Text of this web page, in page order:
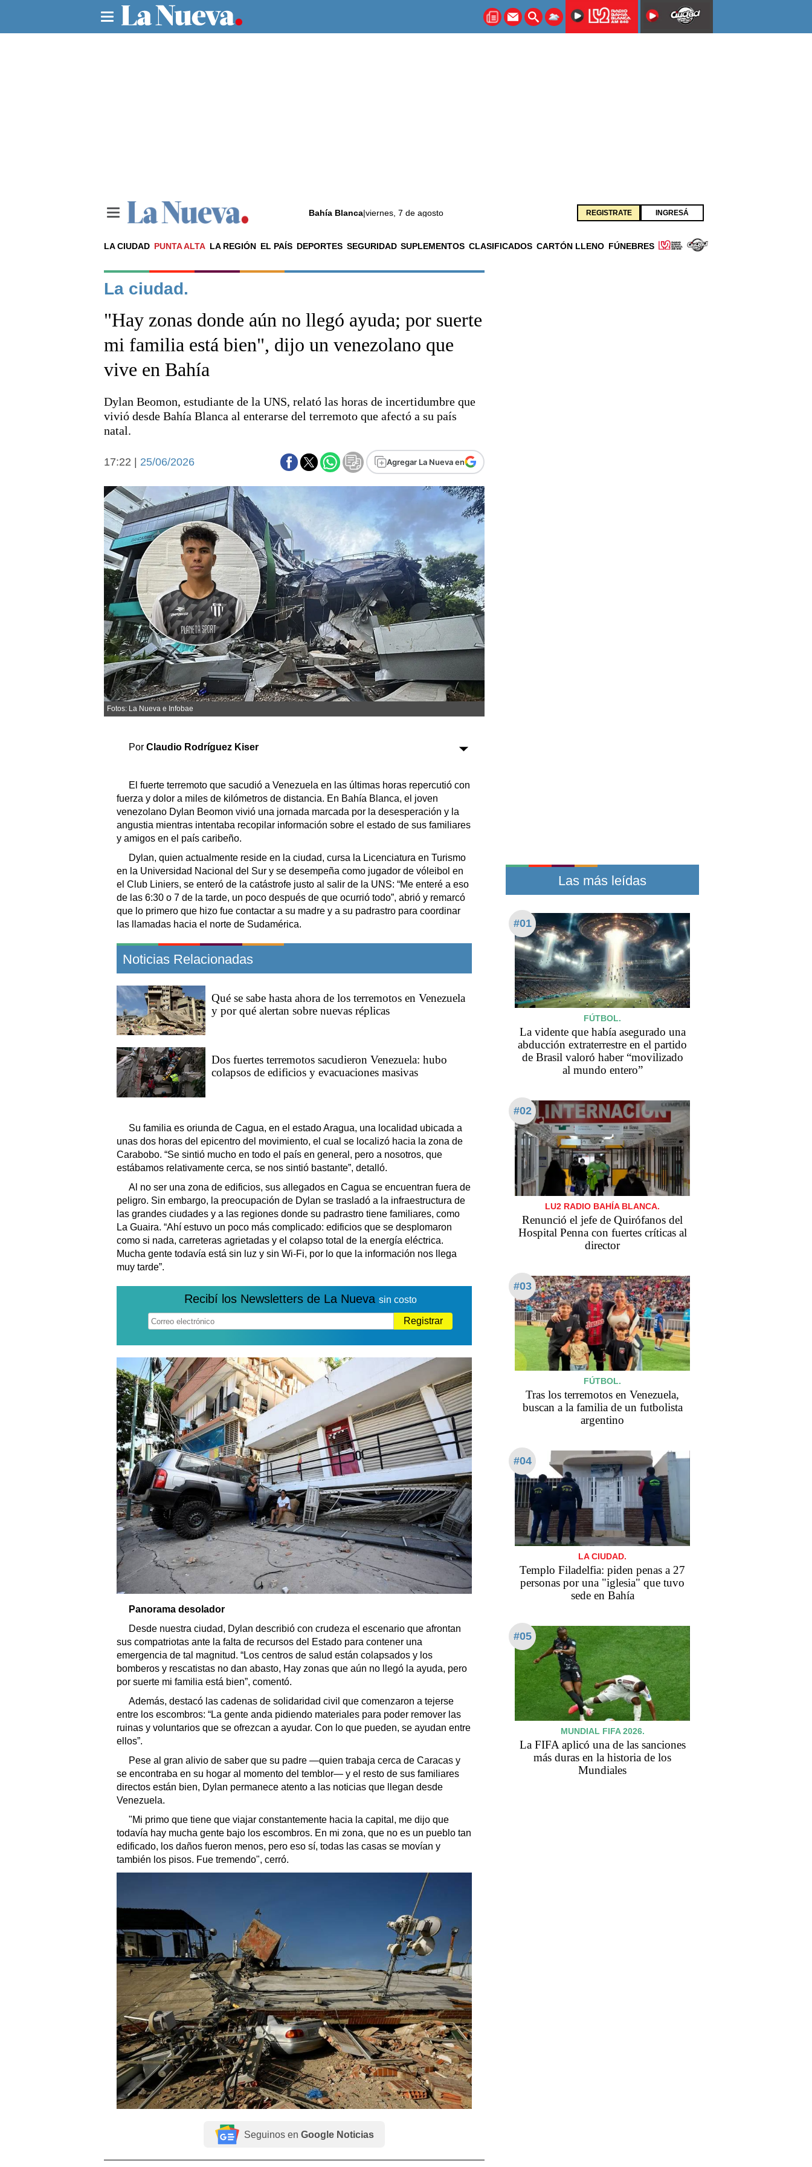
Bahía Blanca|viernes, 7 de agosto REGISTRATE INGRESÁ
LA CIUDAD PUNTA ALTA LA REGIÓN EL PAÍS DEPORTES SEGURIDAD SUPLEMENTOS CLASIFICADOS CARTÓN LLENO FÚNEBRES
Noticias
La ciudad
El país
Seguridad
Liga del Sur
Básquetbol
Arte y cultura
Aplausos
Economía y campo
Con el campo
Espacio empresas
Sociedad y tiempo libre
Sociedad
Tecnología
Turismo
Salud
Es viral
El tiempo
Fúnebres
Clasificados
Horóscopo
Suplementos
Farmacias
Fúnebres
Edictos
Teléfonos de urgencia
La ciudad.
"Hay zonas donde aún no llegó ayuda; por suerte
mi familia está bien", dijo un venezolano que
vive en Bahía
Dylan Beomon, estudiante de la UNS, relató las horas de incertidumbre que
vivió desde Bahía Blanca al enterarse del terremoto que afectó a su país
natal.
Agregar La Nueva en
17:22 | 25/06/2026
Fotos: La Nueva e Infobae
Por Claudio Rodríguez Kiser
El fuerte terremoto que sacudió a Venezuela en las últimas horas repercutió con
fuerza y dolor a miles de kilómetros de distancia. En Bahía Blanca, el joven
venezolano Dylan Beomon vivió una jornada marcada por la desesperación y la
angustia mientras intentaba recopilar información sobre el estado de sus familiares
y amigos en el país caribeño.
Dylan, quien actualmente reside en la ciudad, cursa la Licenciatura en Turismo
en la Universidad Nacional del Sur y se desempeña como jugador de vóleibol en
el Club Liniers, se enteró de la catástrofe justo al salir de la UNS: “Me enteré a eso
de las 6:30 o 7 de la tarde, un poco después de que ocurrió todo”, abrió y remarcó
que lo primero que hizo fue contactar a su madre y a su padrastro para coordinar
las llamadas hacia el norte de Sudamérica.
Noticias Relacionadas
Qué se sabe hasta ahora de los terremotos en Venezuela
y por qué alertan sobre nuevas réplicas
Dos fuertes terremotos sacudieron Venezuela: hubo
colapsos de edificios y evacuaciones masivas
Su familia es oriunda de Cagua, en el estado Aragua, una localidad ubicada a
unas dos horas del epicentro del movimiento, el cual se localizó hacia la zona de
Carabobo. “Se sintió mucho en todo el país en general, pero a nosotros, que
estábamos relativamente cerca, se nos sintió bastante”, detalló.
Al no ser una zona de edificios, sus allegados en Cagua se encuentran fuera de
peligro. Sin embargo, la preocupación de Dylan se trasladó a la infraestructura de
las grandes ciudades y a las regiones donde su padrastro tiene familiares, como
La Guaira. “Ahí estuvo un poco más complicado: edificios que se desplomaron
como si nada, carreteras agrietadas y el colapso total de la energía eléctrica.
Mucha gente todavía está sin luz y sin Wi-Fi, por lo que la información nos llega
muy tarde”.
Recibí los Newsletters de La Nueva sin costo
Registrar
Panorama desolador
Desde nuestra ciudad, Dylan describió con crudeza el escenario que afrontan
sus compatriotas ante la falta de recursos del Estado para contener una
emergencia de tal magnitud. “Los centros de salud están colapsados y los
bomberos y rescatistas no dan abasto, Hay zonas que aún no llegó la ayuda, pero
por suerte mi familia está bien”, comentó.
Además, destacó las cadenas de solidaridad civil que comenzaron a tejerse
entre los escombros: “La gente anda pidiendo materiales para poder remover las
ruinas y voluntarios que se ofrezcan a ayudar. Con lo que pueden, se ayudan entre
ellos”.
Pese al gran alivio de saber que su padre —quien trabaja cerca de Caracas y
se encontraba en su hogar al momento del temblor— y el resto de sus familiares
directos están bien, Dylan permanece atento a las noticias que llegan desde
Venezuela.
"Mi primo que tiene que viajar constantemente hacia la capital, me dijo que
todavía hay mucha gente bajo los escombros. En mi zona, que no es un pueblo tan
edificado, los daños fueron menos, pero eso sí, todas las casas se movían y
también los pisos. Fue tremendo", cerró.
Seguinos en Google Noticias
Las más leídas
#01
FÚTBOL.
La vidente que había asegurado una
abducción extraterrestre en el partido
de Brasil valoró haber “movilizado
al mundo entero”
#02
LU2 RADIO BAHÍA BLANCA.
Renunció el jefe de Quirófanos del
Hospital Penna con fuertes críticas al
director
#03
FÚTBOL.
Tras los terremotos en Venezuela,
buscan a la familia de un futbolista
argentino
#04
LA CIUDAD.
​​​​​Templo Filadelfia: piden penas a 27
personas por una "iglesia" que tuvo
sede en Bahía
#05
MUNDIAL FIFA 2026.
La FIFA aplicó una de las sanciones
más duras en la historia de los
Mundiales